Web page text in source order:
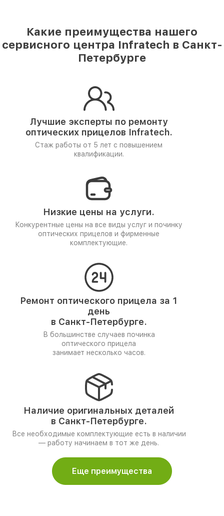
Какие преимущества нашего
сервисного центра Infratech в Санкт-
Петербурге
Лучшие эксперты по ремонту
оптических прицелов Infratech.
Стаж работы от 5 лет с повышением
квалификации.
Низкие цены на услуги.
Конкурентные цены на все виды услуг и починку
оптических прицелов и фирменные
комплектующие.
Ремонт оптического прицела за 1
день
в Санкт-Петербурге.
В большинстве случаев починка
оптического прицела
занимает несколько часов.
Наличие оригинальных деталей
в Санкт-Петербурге.
Все необходимые комплектующие есть в наличии
— работу начинаем в тот же день.
Еще преимущества